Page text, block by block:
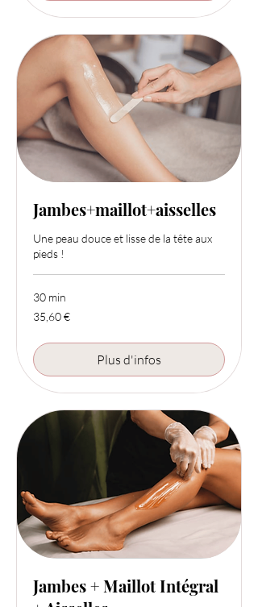
Jambes+maillot+aisselles
Une peau douce et lisse de la tête aux
pieds !
30 min
35,60
euros
35,60 €
Plus d'infos
Jambes + Maillot Intégral